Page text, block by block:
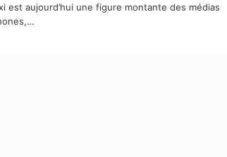
est aujourd’hui une figure montante des médias